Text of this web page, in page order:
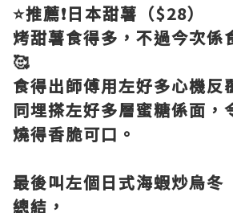
⭐️推薦❗日本甜薯（$28）
烤甜薯食得多，不過今次係
🥰
食得出師傅用左好多心機反
同埋搽左好多層蜜糖係面，
燒得香脆可口。
最後叫左個日式海蝦炒烏冬
總結，